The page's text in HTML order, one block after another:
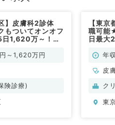
】皮膚科2診体
もついてオンオフ
1,620万～！皮
勤）
～1,620万円
険診療)
【東
職可能
日最
駅か年
皮
ク
東